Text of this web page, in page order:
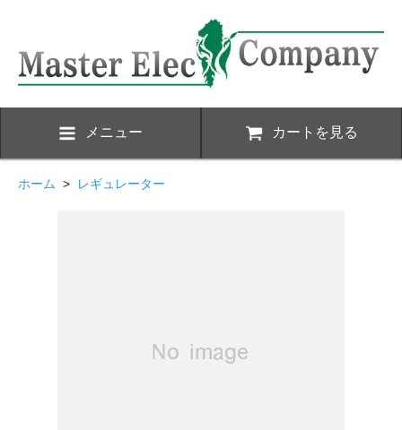
メニュー カートを見る
ホーム > レギュレーター